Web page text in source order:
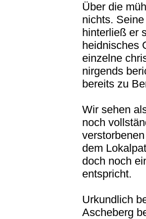
Über die
nichts.
hinterließ er
heidnisches
einzelne
nirgends
bereits zu
Wir sehen
noch
dem
doch noch
entspricht.
Urkundlich
Ascheberg